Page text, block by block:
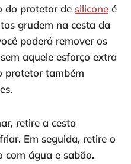
do protetor de silicone é
grudem na cesta da
poderá remover os
aquele esforço extra
protetor também
retire a cesta
Em seguida, retire o
com água e sabão.